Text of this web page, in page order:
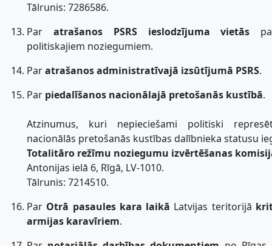
Tālrunis: 7286586.
Par atrašanos PSRS ieslodzījuma vietās
politiskajiem noziegumiem.
Paratrašanos administratīvajā izsūtījumā PSRS.
Par piedalīšanos nacionālajā pretošanās kustībā.
Atzinumus, kuri nepieciešami politiski
nacionālās pretošanās kustības dalībnieka statusu
Totalitāro režīmu noziegumu izvērtēšanas
Antonijas ielā 6, Rīgā, LV-1010.
Tālrunis: 7214510.
Par Otrā pasaules kara laikā Latvijas teritorijā
armijas karavīriem.